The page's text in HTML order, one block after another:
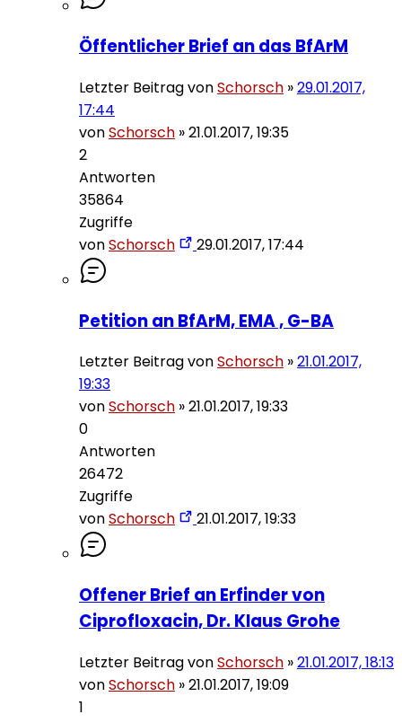
Öffentlicher Brief an das BfArM
Letzter Beitrag vonSchorsch »29.01.2017,
17:44
vonSchorsch »21.01.2017, 19:35
2
Antworten
35864
Zugriffe
vonSchorsch 29.01.2017, 17:44
Petition an BfArM, EMA , G-BA
Letzter Beitrag vonSchorsch »21.01.2017,
19:33
vonSchorsch »21.01.2017, 19:33
0
Antworten
26472
Zugriffe
vonSchorsch 21.01.2017, 19:33
Offener Brief an Erfinder von
Ciprofloxacin, Dr. Klaus Grohe
Letzter Beitrag vonSchorsch »21.01.2017, 18:13
vonSchorsch »21.01.2017, 19:09
1